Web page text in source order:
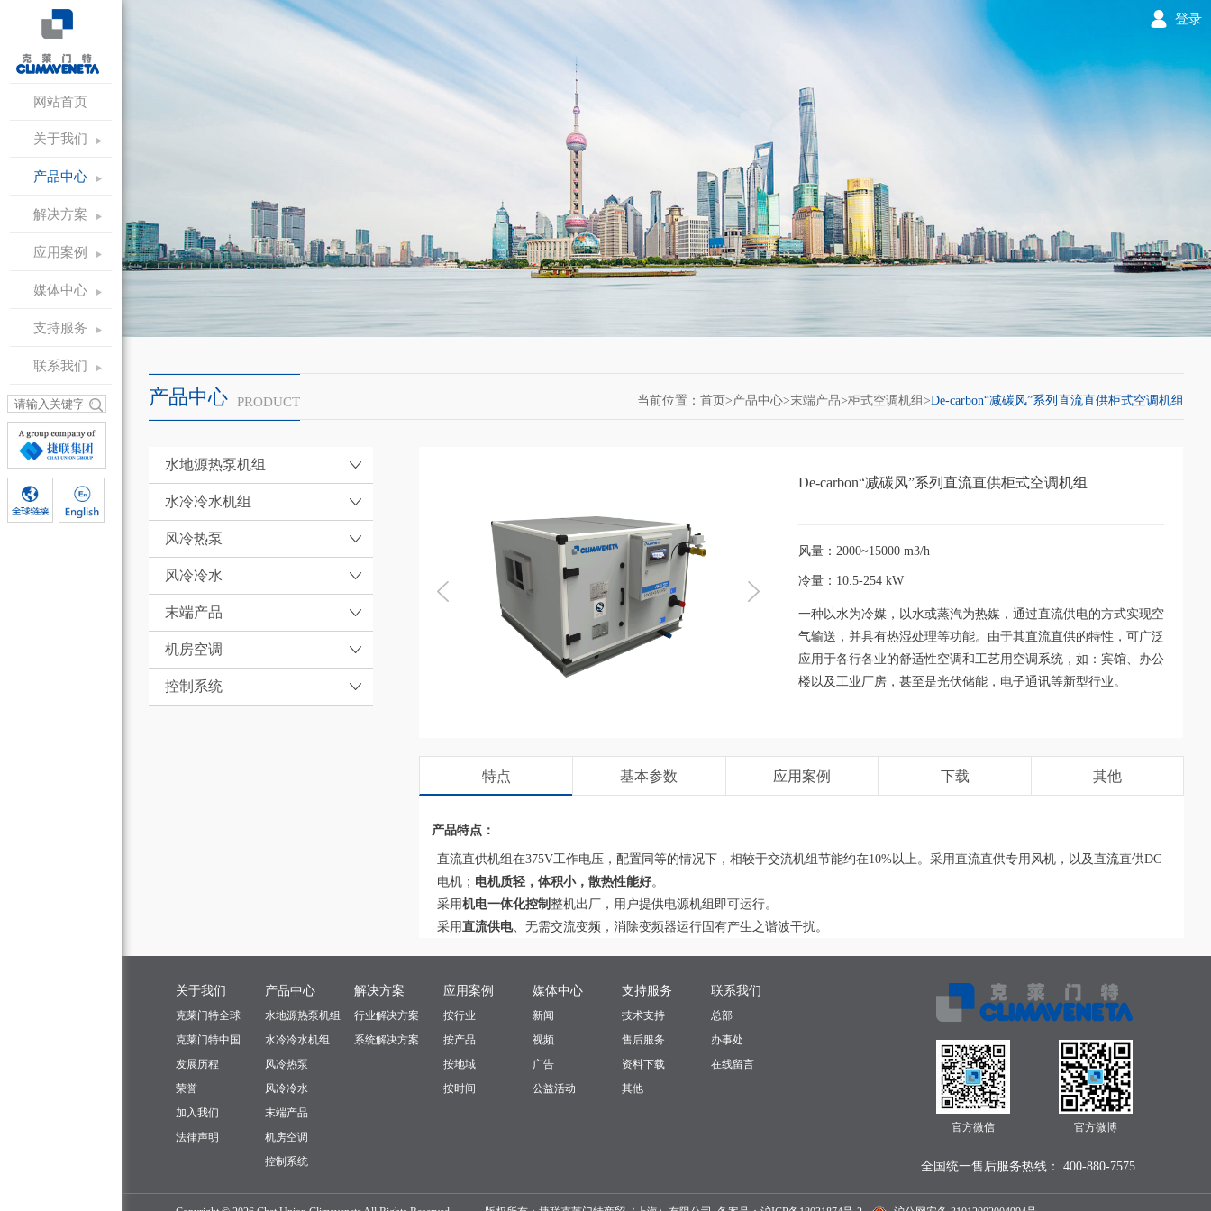
网站首页
关于我们
产品中心
解决方案
应用案例
媒体中心
支持服务
联系我们
登录
产品中心 PRODUCT 当前位置：首页>产品中心>末端产品>柜式空调机组>De-carbon“减碳风”系列直流直供柜式空调机组
水地源热泵机组
水冷冷水机组
风冷热泵
风冷冷水
末端产品
机房空调
控制系统
De-carbon“减碳风”系列直流直供柜式空调机组
风量：2000~15000 m3/h
冷量：10.5-254 kW
一种以水为冷媒，以水或蒸汽为热媒，通过直流供电的方式实现空
气输送，并具有热湿处理等功能。由于其直流直供的特性，可广泛
应用于各行各业的舒适性空调和工艺用空调系统，如：宾馆、办公
楼以及工业厂房，甚至是光伏储能，电子通讯等新型行业。
特点 基本参数 应用案例 下载 其他
产品特点：
直流直供机组在375V工作电压，配置同等的情况下，相较于交流机组节能约在10%以上。采用直流直供专用风机，以及直流直供DC
电机； 电机质轻，体积小，散热性能好。
采用机电一体化控制整机出厂，用户提供电源机组即可运行。
采用直流供电、无需交流变频，消除变频器运行固有产生之谐波干扰。
关于我们
克莱门特全球
克莱门特中国
发展历程
荣誉
加入我们
法律声明
产品中心
水地源热泵机组
水冷冷水机组
风冷热泵
风冷冷水
末端产品
机房空调
控制系统
解决方案
行业解决方案
系统解决方案
应用案例
按行业
按产品
按地域
按时间
媒体中心
新闻
视频
广告
公益活动
支持服务
技术支持
售后服务
资料下载
其他
联系我们
总部
办事处
在线留言
官方微信 官方微博
全国统一售后服务热线： 400-880-7575